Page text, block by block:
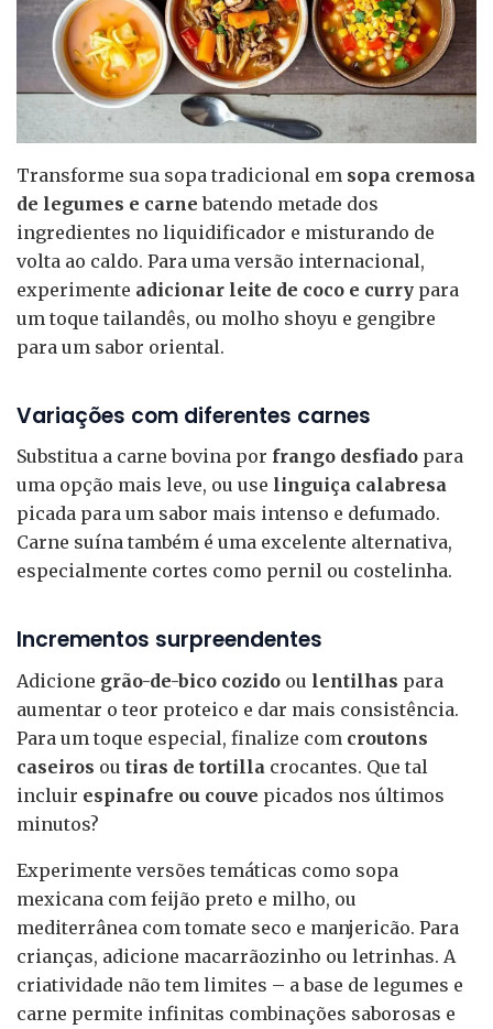
Transforme sua sopa tradicional em sopa cremosa
de legumes e carne batendo metade dos
ingredientes no liquidificador e misturando de
volta ao caldo. Para uma versão internacional,
experimente adicionar leite de coco e curry para
um toque tailandês, ou molho shoyu e gengibre
para um sabor oriental.
Variações com diferentes carnes
Substitua a carne bovina por frango desfiado para
uma opção mais leve, ou use linguiça calabresa
picada para um sabor mais intenso e defumado.
Carne suína também é uma excelente alternativa,
especialmente cortes como pernil ou costelinha.
Incrementos surpreendentes
Adicione grão-de-bico cozido ou lentilhas para
aumentar o teor proteico e dar mais consistência.
Para um toque especial, finalize com croutons
caseiros ou tiras de tortilla crocantes. Que tal
incluir espinafre ou couve picados nos últimos
minutos?
Experimente versões temáticas como sopa
mexicana com feijão preto e milho, ou
mediterrânea com tomate seco e manjericão. Para
crianças, adicione macarrãozinho ou letrinhas. A
criatividade não tem limites – a base de legumes e
carne permite infinitas combinações saborosas e